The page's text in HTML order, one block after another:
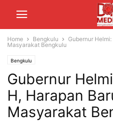
Home Bengkulu
Gubernur
Masyarakat Bengkulu
Bengkulu
Gubernur
H, Harapan
Masyarakat